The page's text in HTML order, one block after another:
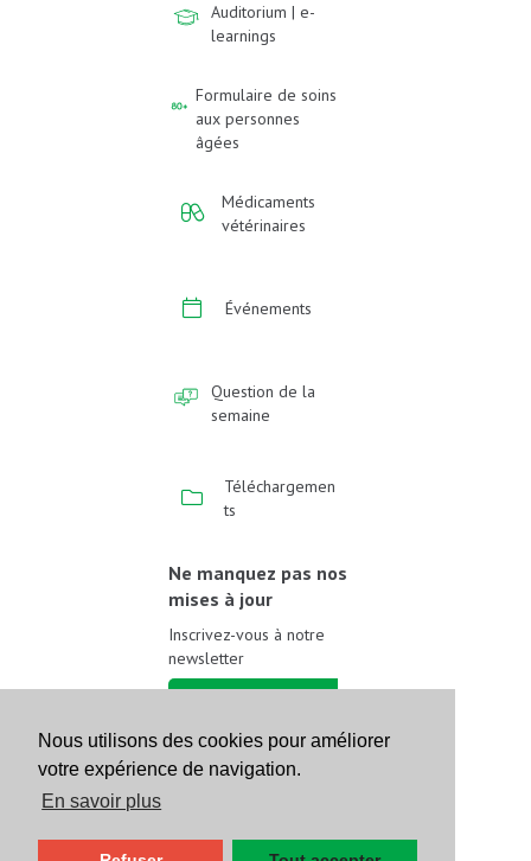
Nous utilisons des cookies pour améliorer
votre expérience de navigation.
En savoir plus
Auditorium | e-
learnings
Formulaire de soins
aux personnes
âgées
Médicaments
vétérinaires
Événements
Question de la
semaine
Téléchargemen
ts
Ne manquez pas nos
mises à jour
Inscrivez-vous à notre
newsletter
Suivez-nous sur les